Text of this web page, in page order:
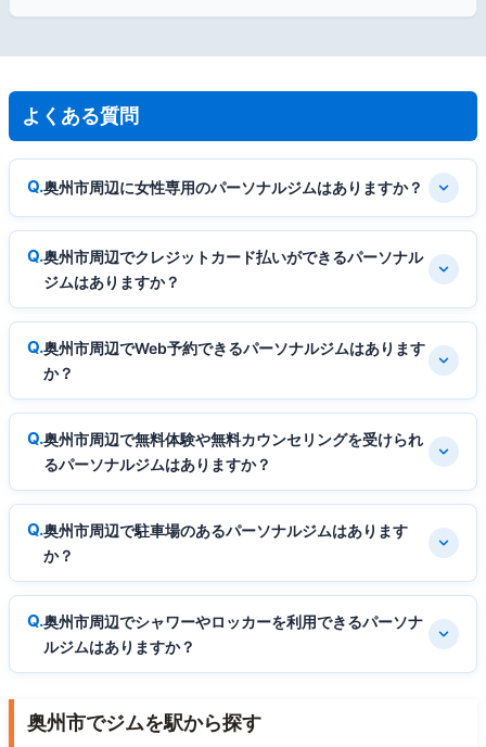
よくある質問
奥州市周辺に女性専用のパーソナルジムはありますか？
奥州市周辺でクレジットカード払いができるパーソナル
ジムはありますか？
奥州市周辺でWeb予約できるパーソナルジムはあります
か？
奥州市周辺で無料体験や無料カウンセリングを受けられ
るパーソナルジムはありますか？
奥州市周辺で駐車場のあるパーソナルジムはあります
か？
奥州市周辺でシャワーやロッカーを利用できるパーソナ
ルジムはありますか？
奥州市でジムを駅から探す